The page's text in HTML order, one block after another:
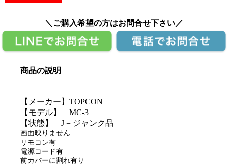
＼ご購入希望の方はお問合せ下さい／
商品の説明
【メーカー】TOPCON
【モデル】 MC-3
【状態】 J = ジャンク品
画面映りません
リモコン有
電源コード有
前カバーに割れ有り